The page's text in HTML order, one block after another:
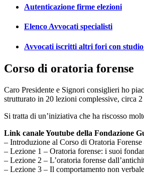
Autenticazione firme elezioni
Elenco Avvocati specialisti
Avvocati iscritti altri fori con
Corso di oratoria forense
Caro Presidente e Signori consiglieri ho
strutturato in 20 lezioni complessive, circa
Si tratta di un’iniziativa che ha riscosso
Link canale Youtube della Fondazione
– Introduzione al Corso di Oratoria Forense
– Lezione 1 – Oratoria forense: i suoi
– Lezione 2 – L’oratoria forense
– Lezione 3 – Il comportamento non